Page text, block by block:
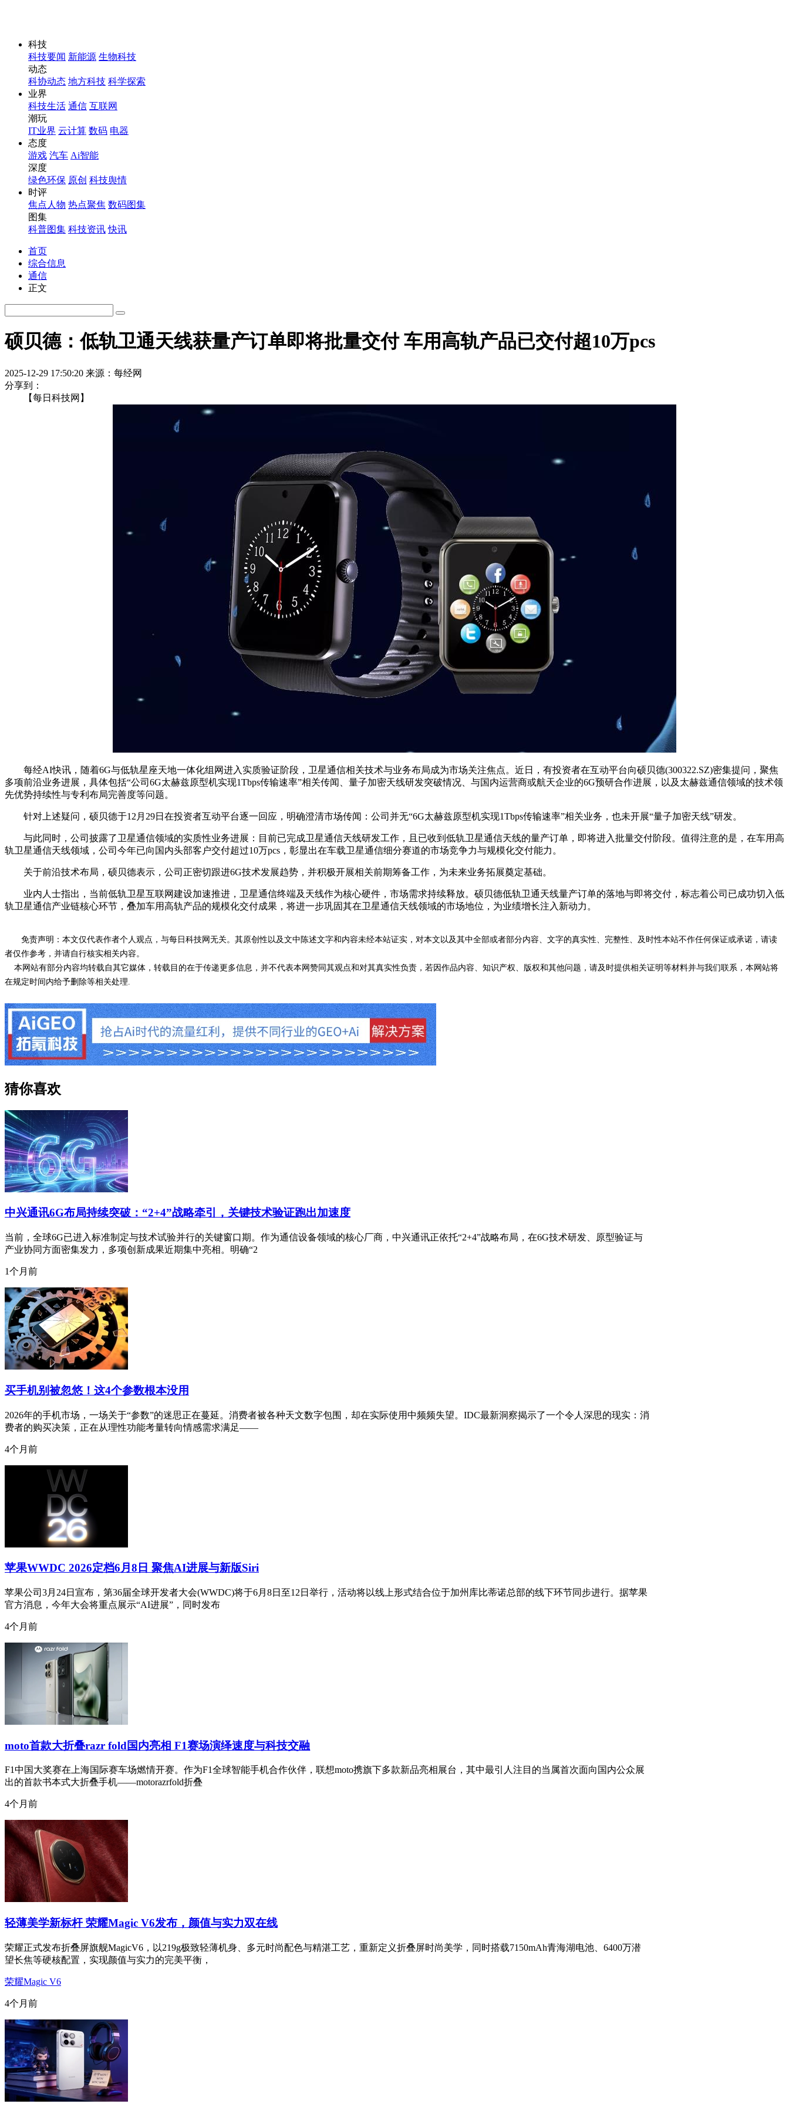
科技
科技要闻 新能源 生物科技
动态
科协动态 地方科技 科学探索
业界
科技生活 通信 互联网
潮玩
IT业界 云计算 数码 电器
态度
游戏 汽车 Ai智能
深度
绿色环保 原创 科技舆情
时评
焦点人物 热点聚焦 数码图集
图集
科普图集 科技资讯 快讯
首页
综合信息
通信
正文
硕贝德：低轨卫通天线获量产订单即将批量交付 车用高轨产品已交付超10万pcs
2025-12-29 17:50:20 来源：每经网
分享到：
【每日科技网】
每经AI快讯，随着6G与低轨星座天地一体化组网进入实质验证阶段，卫星通信相关技术与业务布局成为市场关注焦点。近日，有投资者在互动平台向硕贝德(300322.SZ)密集提问，聚焦
多项前沿业务进展，具体包括“公司6G太赫兹原型机实现1Tbps传输速率”相关传闻、量子加密天线研发突破情况、与国内运营商或航天企业的6G预研合作进展，以及太赫兹通信领域的技术领
先优势持续性与专利布局完善度等问题。
针对上述疑问，硕贝德于12月29日在投资者互动平台逐一回应，明确澄清市场传闻：公司并无“6G太赫兹原型机实现1Tbps传输速率”相关业务，也未开展“量子加密天线”研发。
与此同时，公司披露了卫星通信领域的实质性业务进展：目前已完成卫星通信天线研发工作，且已收到低轨卫星通信天线的量产订单，即将进入批量交付阶段。值得注意的是，在车用高
轨卫星通信天线领域，公司今年已向国内头部客户交付超过10万pcs，彰显出在车载卫星通信细分赛道的市场竞争力与规模化交付能力。
关于前沿技术布局，硕贝德表示，公司正密切跟进6G技术发展趋势，并积极开展相关前期筹备工作，为未来业务拓展奠定基础。
业内人士指出，当前低轨卫星互联网建设加速推进，卫星通信终端及天线作为核心硬件，市场需求持续释放。硕贝德低轨卫通天线量产订单的落地与即将交付，标志着公司已成功切入低
轨卫星通信产业链核心环节，叠加车用高轨产品的规模化交付成果，将进一步巩固其在卫星通信天线领域的市场地位，为业绩增长注入新动力。
免责声明：本文仅代表作者个人观点，与每日科技网无关。其原创性以及文中陈述文字和内容未经本站证实，对本文以及其中全部或者部分内容、文字的真实性、完整性、及时性本站不作任何保证或承诺，请读
者仅作参考，并请自行核实相关内容。
本网站有部分内容均转载自其它媒体，转载目的在于传递更多信息，并不代表本网赞同其观点和对其真实性负责，若因作品内容、知识产权、版权和其他问题，请及时提供相关证明等材料并与我们联系，本网站将
在规定时间内给予删除等相关处理.
猜你喜欢
中兴通讯6G布局持续突破：“2+4”战略牵引，关键技术验证跑出加速度
当前，全球6G已进入标准制定与技术试验并行的关键窗口期。作为通信设备领域的核心厂商，中兴通讯正依托“2+4”战略布局，在6G技术研发、原型验证与
产业协同方面密集发力，多项创新成果近期集中亮相。明确“2
1个月前
买手机别被忽悠！这4个参数根本没用
2026年的手机市场，一场关于“参数”的迷思正在蔓延。消费者被各种天文数字包围，却在实际使用中频频失望。IDC最新洞察揭示了一个令人深思的现实：消
费者的购买决策，正在从理性功能考量转向情感需求满足——
4个月前
苹果WWDC 2026定档6月8日 聚焦AI进展与新版Siri
苹果公司3月24日宣布，第36届全球开发者大会(WWDC)将于6月8日至12日举行，活动将以线上形式结合位于加州库比蒂诺总部的线下环节同步进行。据苹果
官方消息，今年大会将重点展示“AI进展”，同时发布
4个月前
moto首款大折叠razr fold国内亮相 F1赛场演绎速度与科技交融
F1中国大奖赛在上海国际赛车场燃情开赛。作为F1全球智能手机合作伙伴，联想moto携旗下多款新品亮相展台，其中最引人注目的当属首次面向国内公众展
出的首款书本式大折叠手机——motorazrfold折叠
4个月前
轻薄美学新标杆 荣耀Magic V6发布，颜值与实力双在线
荣耀正式发布折叠屏旗舰MagicV6，以219g极致轻薄机身、多元时尚配色与精湛工艺，重新定义折叠屏时尚美学，同时搭载7150mAh青海湖电池、6400万潜
望长焦等硬核配置，实现颜值与实力的完美平衡，
荣耀Magic V6
4个月前